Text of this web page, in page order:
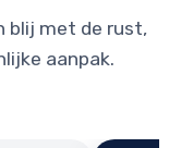
blij met de rust,
aanpak.